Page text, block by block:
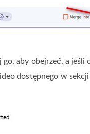
aby obejrzeć, a jeśli
dostępnego w